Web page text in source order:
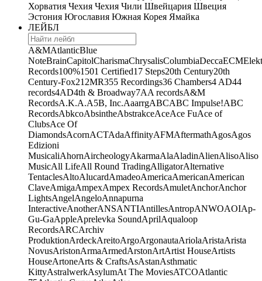
Хорватия Чехия Чехия Чили Швейцария Швеция
Эстония Югославия Южная Корея Ямайка
ЛЕЙБЛ
A&MAtlanticBlue
NoteBrainCapitolCharismaChrysalisColumbiaDeccaECM
Records100%1501 Certified17 Steps20th Century20th
Century-Fox21 2MR355 Recordings36 Chambers4 AD44
records4AD4th & Broadway7AA recordsA&M
RecordsA.K.A.A5B, Inc.AaarrgABCABC Impulse!ABC
RecordsAbkcoAbsintheAbstrakceAceAce FuAce of
ClubsAce Of
DiamondsAcornACTAdaAffinityAFMAftermathAgosAgos
Edizioni
MusicaliAhornAircheologyAkarmaAlaAladinAlienAlisoAliso
MusicAll LifeAll Round TradingAlligatorAlternative
TentaclesAltoAlucardAmadeoAmericaAmericanAmerican
ClaveAmigaAmpexAmpex RecordsAmuletAnchorAnchor
LightsAngelAngeloAnnapurna
InteractiveAnotherANSANTIAntillesAntropANWOAOIAp-
Gu-GaAppleAprelevka SoundAprilAqualoop
RecordsARCArchiv
ProduktionArdeckAreitoArgoArgonautaAriolaAristaArista
NovusAristonArmaArmedArstonArtArtist HouseArtists
HouseArtoneArts & CraftsAsAstanAsthmatic
KittyAstralwerkAsylumAt The MoviesATCOAtlantic